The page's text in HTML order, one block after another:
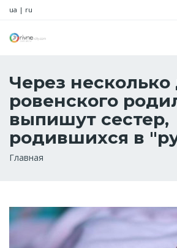
ua | ru
Через
ровенского
выпишут сестер,
родившихся в
Строка
Главная